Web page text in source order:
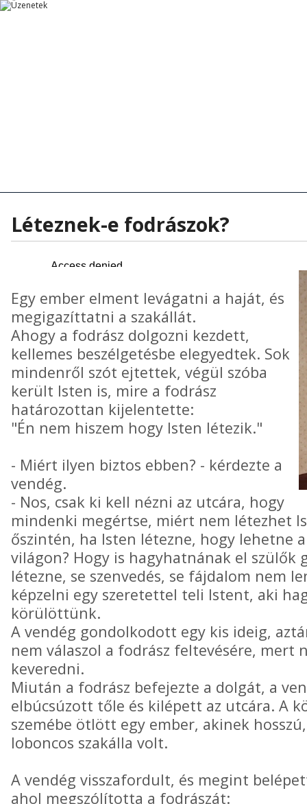
Léteznek-e fodrászok?
Egy ember elment levágatni a haját, és
megigazíttatni a szakállát.
Ahogy a fodrász dolgozni kezdett,
kellemes beszélgetésbe elegyedtek. Sok
mindenről szót ejtettek, végül szóba
került Isten is, mire a fodrász
határozottan kijelentette:
"Én nem hiszem hogy Isten létezik."
- Miért ilyen biztos ebben? - kérdezte a
vendég.
- Nos, csak ki kell nézni az utcára, hogy
mindenki megértse, miért nem létezhet
őszintén, ha Isten létezne, hogy lehetne
világon? Hogy is hagyhatnának el szülők
létezne, se szenvedés, se fájdalom nem
képzelni egy szeretettel teli Istent, aki
körülöttünk.
A vendég gondolkodott egy kis ideig,
nem válaszol a fodrász feltevésére, mert
keveredni.
Miután a fodrász befejezte a dolgát, a
elbúcsúzott tőle és kilépett az utcára. A
szemébe ötlött egy ember, akinek
loboncos szakálla volt.
A vendég visszafordult, és megint
ahol megszólította a fodrászát: